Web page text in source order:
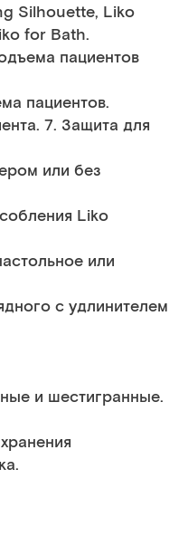
Silhouette, Liko
for Bath.
пациентов
пациентов.
7. Защита для
или без
Liko
или
с удлинителем
и шестигранные.